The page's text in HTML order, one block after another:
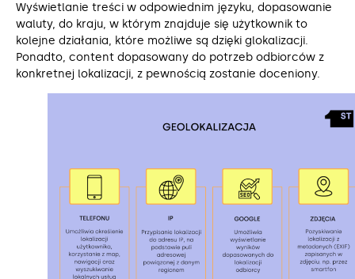
Wyświetlanie treści w odpowiednim języku, dopasowanie
waluty, do kraju, w którym znajduje się użytkownik to
kolejne działania, które możliwe są dzięki glokalizacji.
Ponadto, content dopasowany do potrzeb odbiorców z
konkretnej lokalizacji, z pewnością zostanie doceniony.